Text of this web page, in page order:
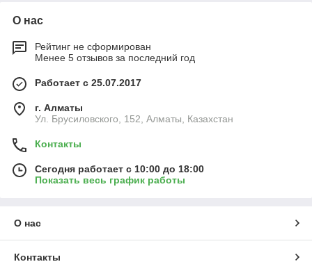
О нас
Рейтинг не сформирован
Менее 5 отзывов за последний год
Работает с 25.07.2017
г. Алматы
Ул. Брусиловского, 152, Алматы, Казахстан
Контакты
Сегодня работает с 10:00 до 18:00
Показать весь график работы
О нас
Контакты